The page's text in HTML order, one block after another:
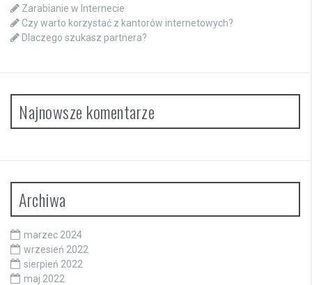
Zarabianie w Internecie
Czy warto korzystać z kantorów internetowych?
Dlaczego szukasz partnera?
Najnowsze komentarze
Archiwa
marzec 2024
wrzesień 2022
sierpień 2022
maj 2022